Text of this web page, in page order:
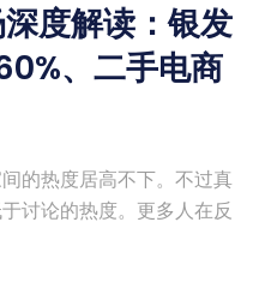
度解读：银发
、二手电商
的热度居高不下。不过真
讨论的热度。更多人在反